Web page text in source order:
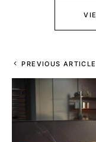
PREVIOUS ARTICLE